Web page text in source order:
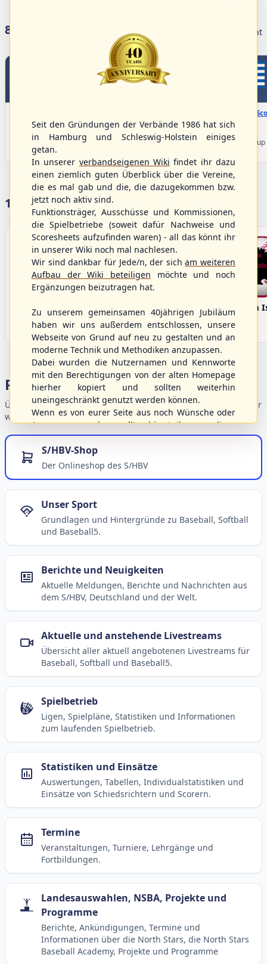
8 Livestreams heute Livestream Übersicht
Denmark vs. Lithuania
U-23 Baseball European
Championship B Pool 2026 - Group
Germany
Box-
Türkiye vs. Greece
U-23 Baseball European
Championship B Pool 2026 - Group
17 Vereine im S/HBV
Bargenstedt
Beavers
Elmshorn Alligators Fehmarn
Portalbereiche
Übersicht der Verbandsbereiche – wählen Sie einen Einstieg für
weiterführende Informationen.
S/HBV-Shop
Der Onlineshop des S/HBV
Unser Sport
Grundlagen und Hintergründe zu Baseball, Softball
und Baseball5.
Berichte und Neuigkeiten
Aktuelle Meldungen, Berichte und Nachrichten aus
dem S/HBV, Deutschland und der Welt.
Aktuelle und anstehende Livestreams
Übersicht aller aktuell angebotenen Livestreams für
Baseball, Softball und Baseball5.
Spielbetrieb
Ligen, Spielpläne, Statistiken und Informationen
zum laufenden Spielbetrieb.
Statistiken und Einsätze
Auswertungen, Tabellen, Individualstatistiken und
Einsätze von Schiedsrichtern und Scorern.
Termine
Veranstaltungen, Turniere, Lehrgänge und
Fortbildungen.
Landesauswahlen, NSBA, Projekte und
Programme
Berichte, Ankündigungen, Termine und
Informationen über die North Stars, die North Stars
Baseball Academy, Projekte und Programme
Seit den Gründungen der Verbände 1986 hat sich
in Hamburg und Schleswig-Holstein einiges
getan.
In unserer verbandseigenen Wiki findet ihr dazu
einen ziemlich guten Überblick über die Vereine,
die es mal gab und die, die dazugekommen bzw.
jetzt noch aktiv sind.
Funktionsträger, Ausschüsse und Kommissionen,
die Spielbetriebe (soweit dafür Nachweise und
Scoresheets aufzufinden waren) - all das könnt ihr
in unserer Wiki noch mal nachlesen.
Wir sind dankbar für Jede/n, der sicham weiteren
Aufbau der Wiki beteiligen möchte und noch
Ergänzungen beizutragen hat.
Zu unserem gemeinsamen 40jährigen Jubiläum
haben wir uns außerdem entschlossen, unsere
Webseite von Grund auf neu zu gestalten und an
moderne Technik und Methodiken anzupassen.
Dabei wurden die Nutzernamen und Kennworte
mit den Berechtigungen von der alten Homepage
hierher kopiert und sollten weiterhin
uneingeschränkt genutzt werden können.
Wenn es von eurer Seite aus noch Wünsche oder
Anregungen geben sollte, könnt ihr uns diese
gerne an die Verbandsadresseinfo@shbvnet.de
schicken.